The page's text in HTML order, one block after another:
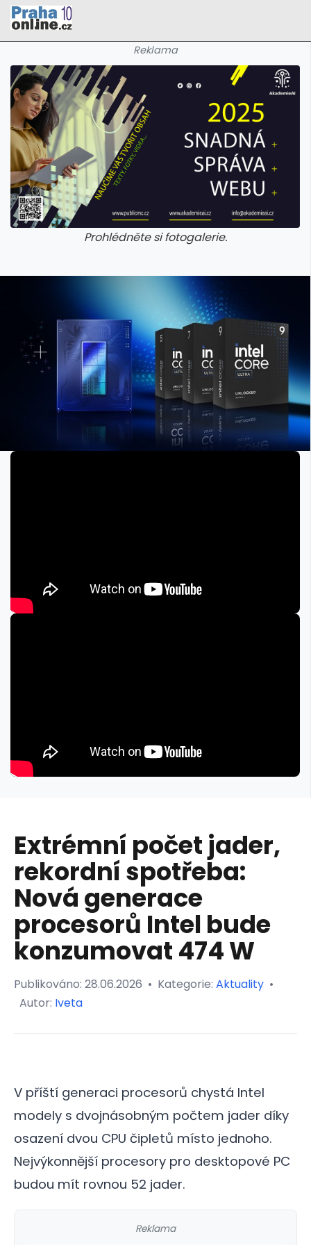
Reklama
Prohlédněte si fotogalerie.
Extrémní počet jader,
rekordní spotřeba:
Nová generace
procesorů Intel bude
konzumovat 474 W
Publikováno: 28.06.2026 • Kategorie: Aktuality •
Autor: Iveta
V příští generaci procesorů chystá Intel
modely s dvojnásobným počtem jader díky
osazení dvou CPU čipletů místo jednoho.
Nejvýkonnější procesory pro desktopové PC
budou mít rovnou 52 jader.
Reklama